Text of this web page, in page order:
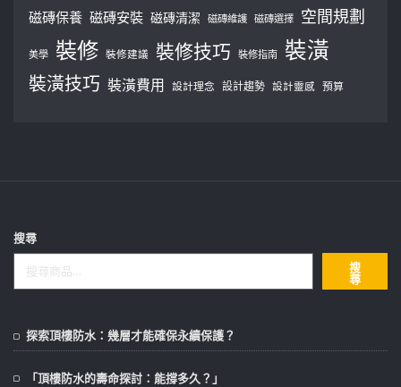
磁磚保養 磁磚安裝 磁磚清潔 磁磚維護 磁磚選擇 空間規劃
美學 裝修 裝修建議 裝修技巧 裝修指南 裝潢
裝潢技巧 裝潢費用 設計理念 設計趨勢 設計靈感 預算
搜尋
搜
尋
探索頂樓防水：幾層才能確保永續保護？
「頂樓防水的壽命探討：能撐多久？」